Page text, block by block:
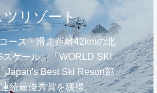
ツリゾート
ース・滑走距離42kmの北
スケール。「WORLD SKI
Japan's Best Ski Resort部
続最優秀賞を獲得。